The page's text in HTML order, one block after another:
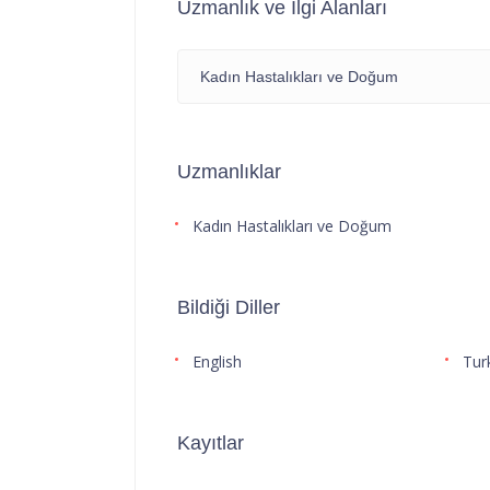
Uzmanlık ve İlgi Alanları
Kadın Hastalıkları ve Doğum
Uzmanlıklar
Kadın Hastalıkları ve Doğum
Bildiği Diller
English
Kayıtlar